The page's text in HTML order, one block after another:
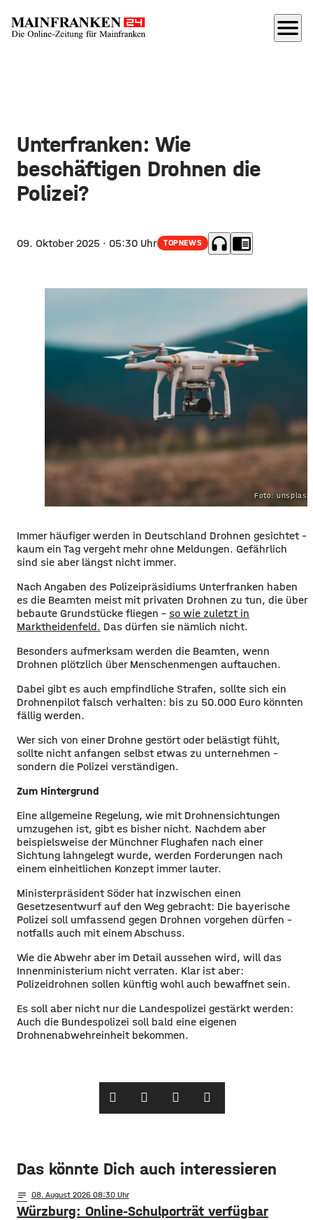
menu
Unterfranken: Wie
beschäftigen Drohnen die
Polizei?
09. Oktober 2025 · 05:30 Uhr TOPNEWS headphones chrome_reader_mode
Foto:
​​Immer häufiger werden in Deutschland Drohnen gesichtet –
kaum ein Tag vergeht mehr ohne Meldungen. Gefährlich
sind sie aber längst nicht immer.
​Nach Angaben des Polizeipräsidiums Unterfranken haben
es die Beamten meist mit privaten Drohnen zu tun, die über
bebaute Grundstücke fliegen – so wie zuletzt in
Marktheidenfeld. Das dürfen sie nämlich nicht.
Besonders aufmerksam werden die Beamten, wenn
Drohnen plötzlich über Menschenmengen auftauchen.
​Dabei gibt es auch empfindliche Strafen, sollte sich ein
Drohnenpilot falsch verhalten: bis zu 50.000 Euro könnten
fällig werden.
​Wer sich von einer Drohne gestört oder belästigt fühlt,
sollte nicht anfangen selbst etwas zu unternehmen –
sondern die Polizei verständigen.
Zum Hintergrund
​Eine allgemeine Regelung, wie mit Drohnensichtungen
umzugehen ist, gibt es bisher nicht. Nachdem aber
beispielsweise der Münchner Flughafen nach einer
Sichtung lahngelegt wurde, werden Forderungen nach
einem einheitlichen Konzept immer lauter.
​Ministerpräsident Söder hat inzwischen einen
Gesetzesentwurf auf den Weg gebracht: Die bayerische
Polizei soll umfassend gegen Drohnen vorgehen dürfen –
notfalls auch mit einem Abschuss.
​Wie die Abwehr aber im Detail aussehen wird, will das
Innenministerium nicht verraten. Klar ist aber:
Polizeidrohnen sollen künftig wohl auch bewaffnet sein.
​Es soll aber nicht nur die Landespolizei gestärkt werden:
Auch die Bundespolizei soll bald eine eigenen
Drohnenabwehreinheit bekommen.
Das könnte Dich auch interessieren
notes 08. August 2026 08:30
Würzburg: Online-Schulporträt verfügbar